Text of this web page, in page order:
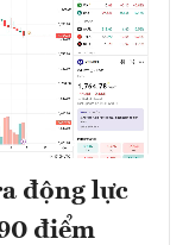
động lực
điểm